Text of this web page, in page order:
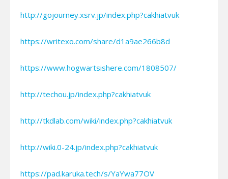
http://gojourney.xsrv.jp/index.php?cakhiatvuk
https://writexo.com/share/d1a9ae266b8d
https://www.hogwartsishere.com/1808507/
http://techou.jp/index.php?cakhiatvuk
http://tkdlab.com/wiki/index.php?cakhiatvuk
http://wiki.0-24.jp/index.php?cakhiatvuk
https://pad.karuka.tech/s/YaYwa77OV